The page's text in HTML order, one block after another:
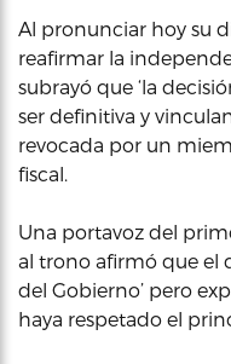
Al pronunciar hoy su
reafirmar la
subrayó que ‘la
ser definitiva y
revocada por un
fiscal.
Una portavoz del
al trono afirmó que el
del Gobierno’ pero
haya respetado el